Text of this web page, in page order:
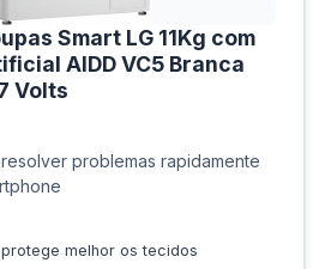
Smart LG 11Kg com
AIDD VC5 Branca
Volts
problemas rapidamente
melhor os tecidos